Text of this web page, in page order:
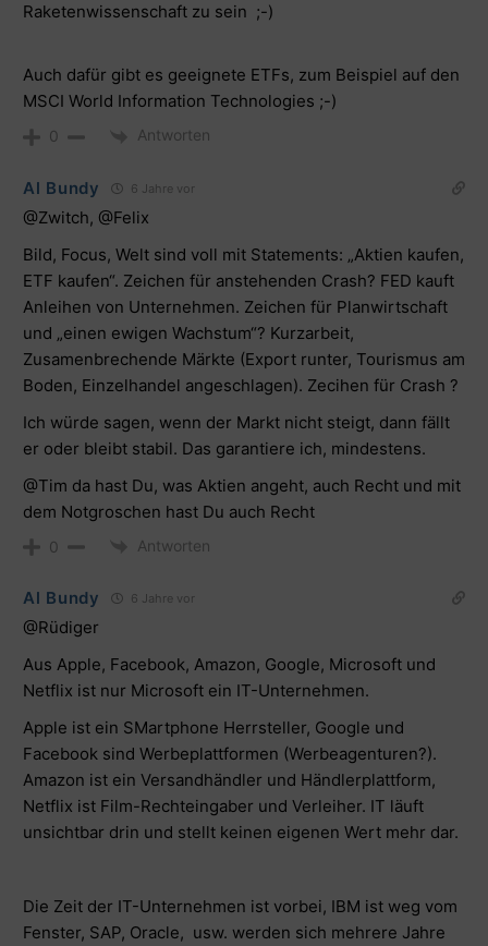
Raketenwissenschaft zu sein ;-)
Auch dafür gibt es geeignete ETFs, zum Beispiel auf den
MSCI World Information Technologies ;-)
0 Antworten
Al Bundy 6 Jahre vor
@Zwitch, @Felix
Bild, Focus, Welt sind voll mit Statements: „Aktien kaufen,
ETF kaufen“. Zeichen für anstehenden Crash? FED kauft
Anleihen von Unternehmen. Zeichen für Planwirtschaft
und „einen ewigen Wachstum“? Kurzarbeit,
Zusamenbrechende Märkte (Export runter, Tourismus am
Boden, Einzelhandel angeschlagen). Zecihen für Crash ?
Ich würde sagen, wenn der Markt nicht steigt, dann fällt
er oder bleibt stabil. Das garantiere ich, mindestens.
@Tim da hast Du, was Aktien angeht, auch Recht und mit
dem Notgroschen hast Du auch Recht
0 Antworten
Al Bundy 6 Jahre vor
@Rüdiger
Aus Apple, Facebook, Amazon, Google, Microsoft und
Netflix ist nur Microsoft ein IT-Unternehmen.
Apple ist ein SMartphone Herrsteller, Google und
Facebook sind Werbeplattformen (Werbeagenturen?).
Amazon ist ein Versandhändler und Händlerplattform,
Netflix ist Film-Rechteingaber und Verleiher. IT läuft
unsichtbar drin und stellt keinen eigenen Wert mehr dar.
Die Zeit der IT-Unternehmen ist vorbei, IBM ist weg vom
Fenster, SAP, Oracle, usw. werden sich mehrere Jahre